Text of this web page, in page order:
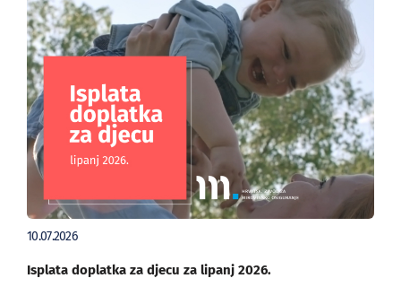
10.07.2026
Isplata doplatka za djecu za lipanj 2026.